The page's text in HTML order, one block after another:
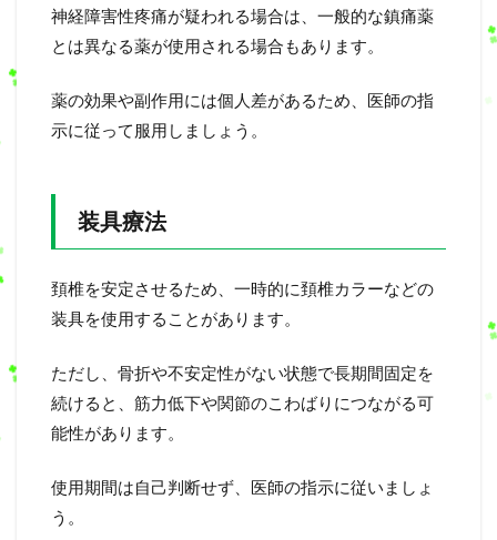
神経障害性疼痛が疑われる場合は、一般的な鎮痛薬
とは異なる薬が使用される場合もあります。
薬の効果や副作用には個人差があるため、医師の指
示に従って服用しましょう。
装具療法
頚椎を安定させるため、一時的に頚椎カラーなどの
装具を使用することがあります。
ただし、骨折や不安定性がない状態で長期間固定を
続けると、筋力低下や関節のこわばりにつながる可
能性があります。
使用期間は自己判断せず、医師の指示に従いましょ
う。